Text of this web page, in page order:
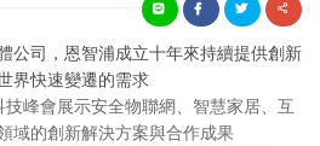
公司，恩智浦成立十年來持續提供創新
界快速變遷的需求
技峰會展示安全物聯網、智慧家居、互
域的創新解決方案與合作成果